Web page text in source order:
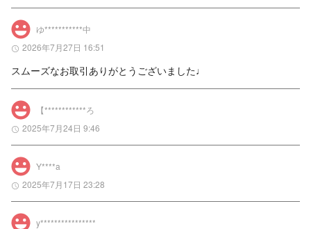
ゆ***********中
2026年7月27日 16:51
スムーズなお取引ありがとうございました♩
【************ろ
2025年7月24日 9:46
Y****a
2025年7月17日 23:28
y****************︎